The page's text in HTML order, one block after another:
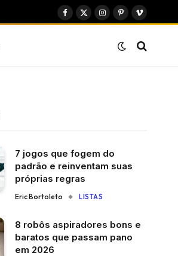
Facebook
X
Instagram
PinterestVimeo
7 jogos que fogem do
padrão e reinventam suas
próprias regras
Eric Bortoleto LISTAS
8 robôs aspiradores bons e
baratos que passam pano
em 2026